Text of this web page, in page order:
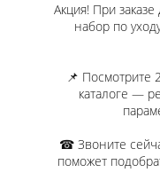
Акция! При
набор по
📌
каталоге —
☎ Звоните
поможет